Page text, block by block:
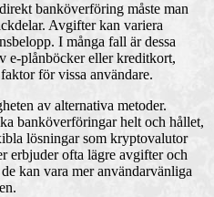
banköverföring måste man
Avgifter kan variera
I många fall är dessa
e-plånböcker eller kreditkort,
för vissa användare.
av alternativa metoder.
banköverföringar helt och hållet,
lösningar som kryptovalutor
erbjuder ofta lägre avgifter och
kan vara mer användarvänliga